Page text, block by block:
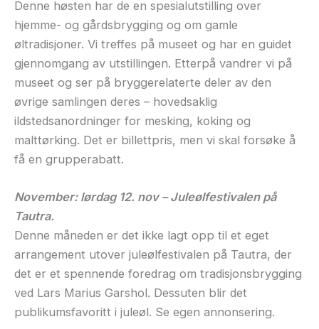
Denne høsten har de en spesialutstilling over
hjemme- og gårdsbrygging og om gamle
øltradisjoner. Vi treffes på museet og har en guidet
gjennomgang av utstillingen. Etterpå vandrer vi på
museet og ser på bryggerelaterte deler av den
øvrige samlingen deres – hovedsaklig
ildstedsanordninger for mesking, koking og
malttørking. Det er billettpris, men vi skal forsøke å
få en grupperabatt.
November: lørdag 12. nov – Juleølfestivalen på
Tautra.
Denne måneden er det ikke lagt opp til et eget
arrangement utover juleølfestivalen på Tautra, der
det er et spennende foredrag om tradisjonsbrygging
ved Lars Marius Garshol. Dessuten blir det
publikumsfavoritt i juleøl. Se egen annonsering.